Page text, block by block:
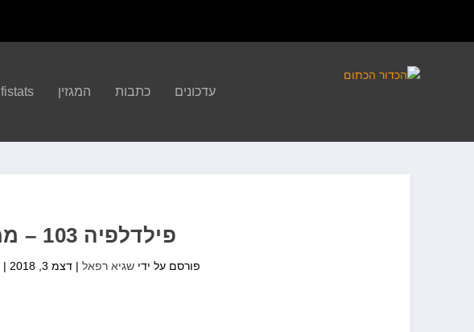
עדכונים כתבות המגזין
פילדלפיה 103 – ממפיס 95
פורסם על ידישגיא רפאל |דצמ 3, 2018 |